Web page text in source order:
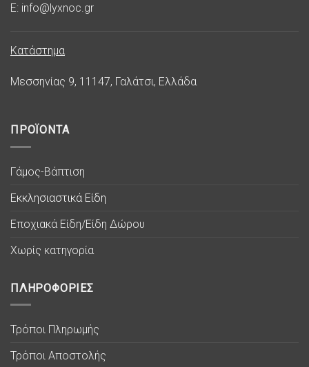
E: info@lyxnoc.gr
Κατάστημα
Μεσσηνίας 9, 11147, Γαλάτσι, Ελλάδα
ΠΡΟΪΟΝΤΑ
Γάμος-Βάπτιση
Εκκλησιαστικά Είδη
Εποχιακά Είδη/Είδη Δώρου
Χωρίς κατηγορία
ΠΛΗΡΟΦΟΡΙΕΣ
Τρόποι Πληρωμής
Τρόποι Αποστολής